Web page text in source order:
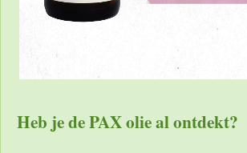
Heb je de PAX olie al ontdekt?